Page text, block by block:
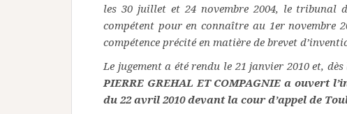
les 30 juillet et 24 novembre 2004, le tribunal
compétent pour en connaître au 1er novembre
compétence précité en matière de brevet
Le jugement a été rendu le 21 janvier 2010 et,
PIERRE GREHAL ET COMPAGNIE a ouvert
du 22 avril 2010 devant la cour d’appel de